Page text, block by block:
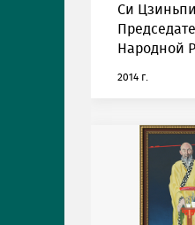
Си
Народной
2014 г.